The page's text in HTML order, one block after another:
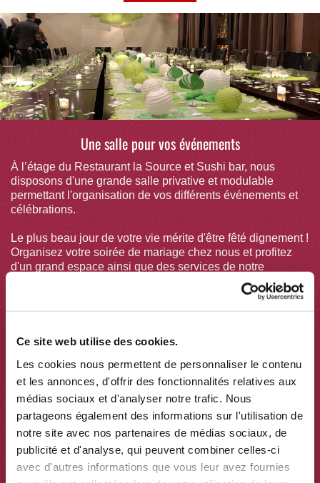
Ce site web utilise des cookies.
Les cookies nous permettent de personnaliser le contenu
et les annonces, d'offrir des fonctionnalités relatives aux
médias sociaux et d'analyser notre trafic. Nous
partageons également des informations sur l'utilisation de
notre site avec nos partenaires de médias sociaux, de
publicité et d'analyse, qui peuvent combiner celles-ci
avec d'autres informations que vous leur avez fournies
Une salle pour vos événements
À l’étage du Restaurant la Source et Sushi bar, nous
disposons d'une grande salle privative et modulable
permettant l'organisation de vos différents événements et
célébrations.
Le plus beau jour de votre vie mérite d'être fêté dignement !
Organisez votre soirée de mariage chez nous et profitez
d'un grand espace ainsi que des services de notre
Vous souhaitez célébrer l'entrée dans la vie de votre tout
retrouvailles entre amis ? Là encore, le restaurant vous
accueille à bras ouverts pour vous permettre de passer un
bon moment.
Durant la saison estivale nous mettons également à
disposition notre grande terrasse ombragée : idéal pour
faire la fête en plein air, en profitant du climat agréable de
notre région sans pour autant rester en plein soleil.